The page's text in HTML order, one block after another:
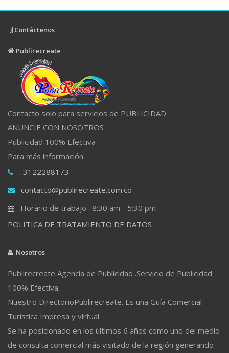
Contáctenos
Publirecreate
Contacto solo para servicios de PUBLICIDAD
ANUNCIE CON NOSOTROS
Publicidad 100% Efectiva
Para más información
: 3122288173
contacto@publirecreate.com.co
Horario de trabajo : 8:30 am - 5:30 pm
POLITICA DE TRATAMIENTO DE DATOS
Nosotros
Publirecreate Agencia de Publicidad .Servicio de Publicidad
100% Efectiva.
Nuestro DirectorioPublirecreate. Es una Guía Comercial -
Turistica Impresa y virtual.
Se ha posicionado en los últimos 6 años como uno del medio
de consulta comercial más visitado de la región generando